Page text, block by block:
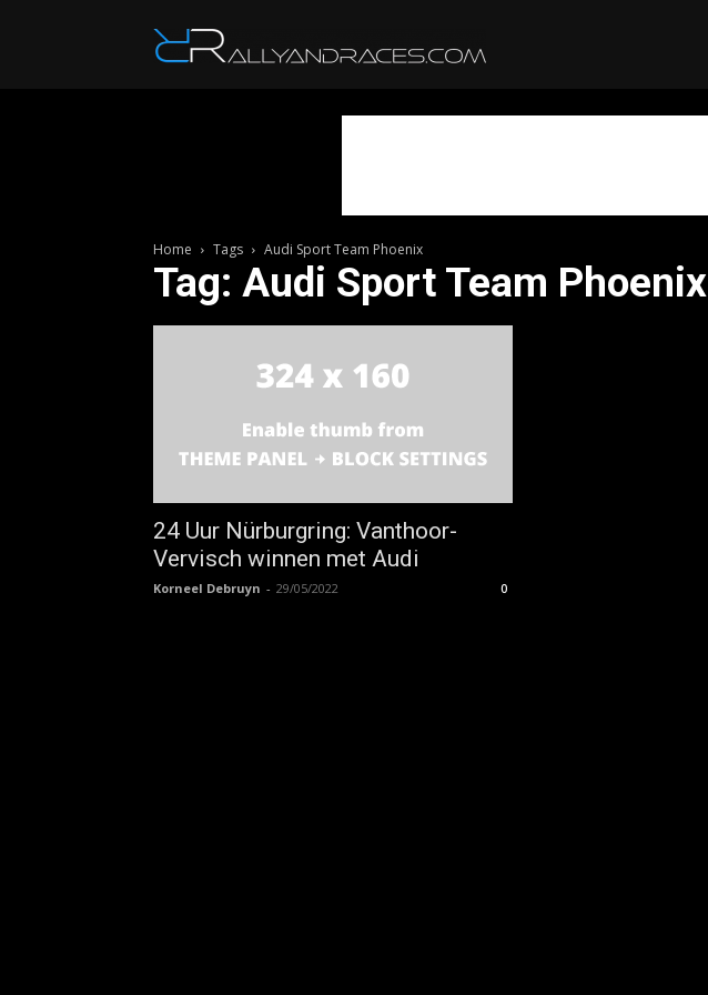
Home Tags Audi Sport Team Phoenix
Tag: Audi Sport Team Phoenix
24 Uur Nürburgring: Vanthoor-
Vervisch winnen met Audi
Korneel Debruyn - 29/05/2022 0